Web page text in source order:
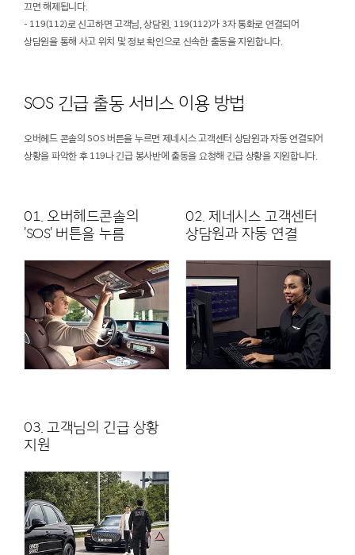
끄면 해제됩니다.
- 119(112)로 신고하면 고객님, 상담원, 119(112)가 3자 통화로 연결되어
상담원을 통해 사고 위치 및 정보 확인으로 신속한 출동을 지원합니다.
SOS 긴급 출동 서비스 이용 방법
오버헤드 콘솔의 SOS 버튼을 누르면 제네시스 고객센터 상담원과 자동 연결되어
상황을 파악한 후 119나 긴급 봉사반에 출동을 요청해 긴급 상황을 지원합니다.
01. 오버헤드콘솔의
'SOS' 버튼을 누름
02. 제네시스 고객센터
상담원과 자동 연결
03. 고객님의 긴급 상황
지원